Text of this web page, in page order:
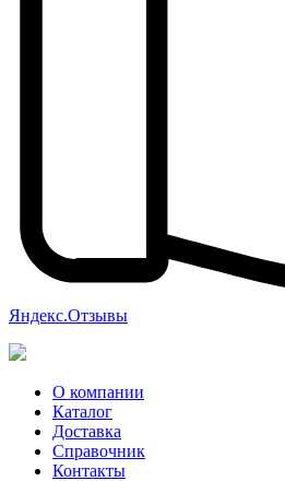
Яндекс.Отзывы
О компании
Каталог
Доставка
Справочник
Контакты